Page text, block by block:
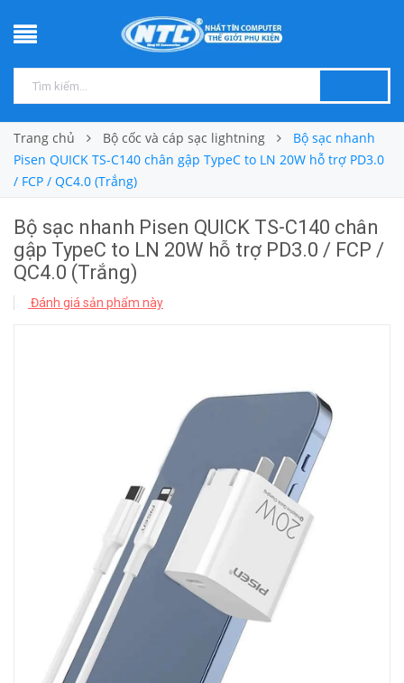
Trang chủ Bộ cốc và cáp sạc lightning
Bộ sạc nhanh
Pisen QUICK TS-C140 chân gập TypeC to LN 20W hỗ trợ PD3.0
/ FCP / QC4.0 (Trắng)
Bộ sạc nhanh Pisen QUICK TS-C140 chân
gập TypeC to LN 20W hỗ trợ PD3.0 / FCP /
QC4.0 (Trắng)
Đánh giá sản phẩm này